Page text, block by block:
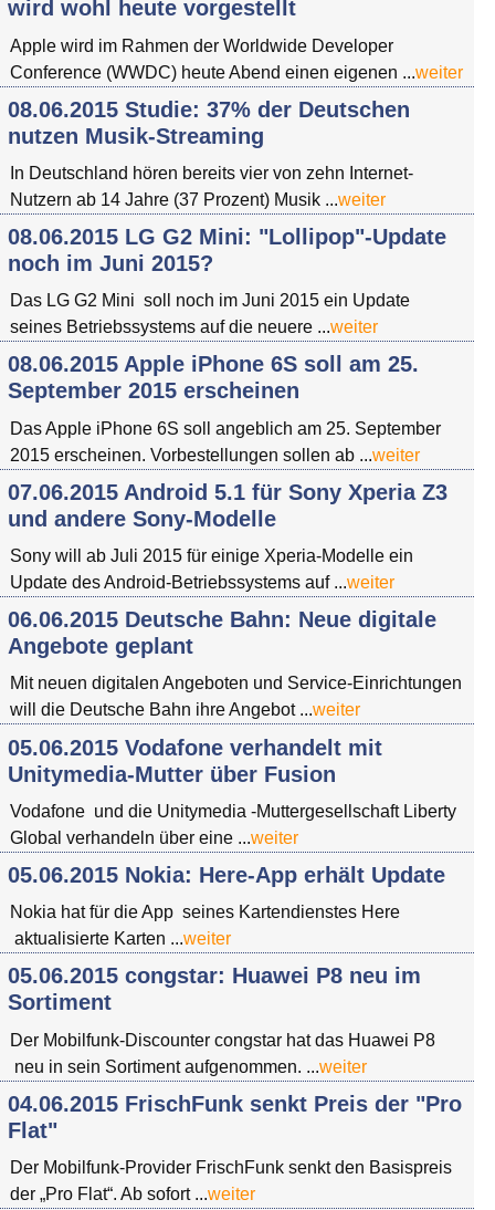
wird wohl heute vorgestellt
Apple wird im Rahmen der Worldwide Developer
Conference (WWDC) heute Abend einen eigenen ...weiter
08.06.2015 Studie: 37% der Deutschen
nutzen Musik-Streaming
In Deutschland hören bereits vier von zehn Internet-
Nutzern ab 14 Jahre (37 Prozent) Musik ...weiter
08.06.2015 LG G2 Mini: "Lollipop"-Update
noch im Juni 2015?
Das LG G2 Mini soll noch im Juni 2015 ein Update
seines Betriebssystems auf die neuere ...weiter
08.06.2015 Apple iPhone 6S soll am 25.
September 2015 erscheinen
Das Apple iPhone 6S soll angeblich am 25. September
2015 erscheinen. Vorbestellungen sollen ab ...weiter
07.06.2015 Android 5.1 für Sony Xperia Z3
und andere Sony-Modelle
Sony will ab Juli 2015 für einige Xperia-Modelle ein
Update des Android-Betriebssystems auf ...weiter
06.06.2015 Deutsche Bahn: Neue digitale
Angebote geplant
Mit neuen digitalen Angeboten und Service-Einrichtungen
will die Deutsche Bahn ihre Angebot ...weiter
05.06.2015 Vodafone verhandelt mit
Unitymedia-Mutter über Fusion
Vodafone und die Unitymedia -Muttergesellschaft Liberty
Global verhandeln über eine ...weiter
05.06.2015 Nokia: Here-App erhält Update
Nokia hat für die App seines Kartendienstes Here
aktualisierte Karten ...weiter
05.06.2015 congstar: Huawei P8 neu im
Sortiment
Der Mobilfunk-Discounter congstar hat das Huawei P8
neu in sein Sortiment aufgenommen. ...weiter
04.06.2015 FrischFunk senkt Preis der "Pro
Flat"
Der Mobilfunk-Provider FrischFunk senkt den Basispreis
der „Pro Flat“. Ab sofort ...weiter